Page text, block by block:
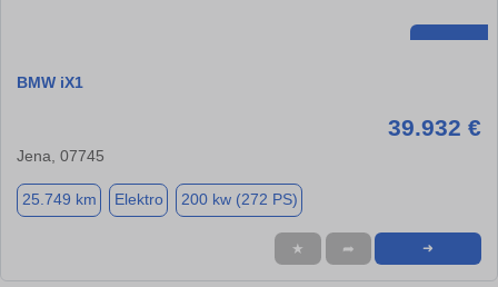
BMW iX1
39.932 €
Jena, 07745
25.749 km Elektro 200 kw (272 PS)
★ ➦ ➜